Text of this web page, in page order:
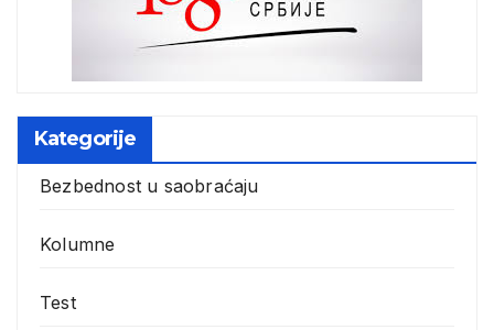
Kategorije
Bezbednost u saobraćaju
Kolumne
Test